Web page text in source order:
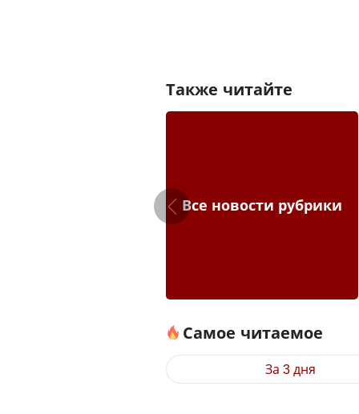
Также читайте
Все новости рубрики
Самое читаемое
За 3 дня